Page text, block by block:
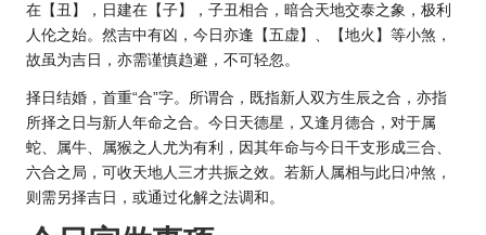
在【丑】，日建在【子】，子丑相合，暗合天地交泰之象，极利
人伦之始。然吉中有凶，今日亦逢【五虚】、【地火】等小煞，
故虽为吉日，亦需谨慎趋避，不可轻忽。
择日结婚，首重“合”字。所谓合，既指新人双方生辰之合，亦指
所择之日与新人年命之合。今日天德星，又逢月德合，对于属
蛇、属牛、属猴之人尤为有利，因其年命与今日干支形成三合、
六合之局，可收天地人三才共振之效。若新人属相与此日冲煞，
则需另择吉日，或通过化解之法调和。